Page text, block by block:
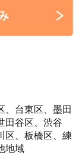
、台東区、墨田
田谷区、渋谷
区、板橋区、練
地域